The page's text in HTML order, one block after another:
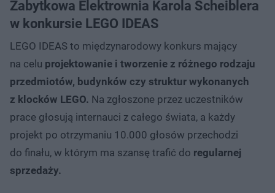
Zabytkowa Elektrownia Karola Scheiblera
w konkursie LEGO IDEAS
LEGO IDEAS to międzynarodowy konkurs mający
na celu projektowanie i tworzenie z różnego rodzaju
przedmiotów, budynków czy struktur wykonanych
z klocków LEGO. Na zgłoszone przez uczestników
prace głosują internauci z całego świata, a każdy
projekt po otrzymaniu 10.000 głosów przechodzi
do finału, w którym ma szansę trafić do regularnej
sprzedaży.